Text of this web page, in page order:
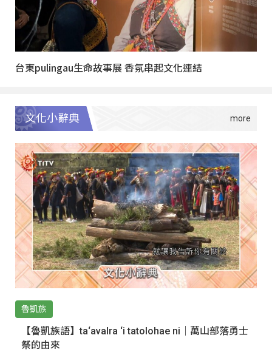
台東pulingau生命故事展 香氛串起文化連結
文化小辭典
魯凱族
【魯凱族語】ta‘avalra ‘i tatolohae ni｜萬山部落勇士
祭的由來